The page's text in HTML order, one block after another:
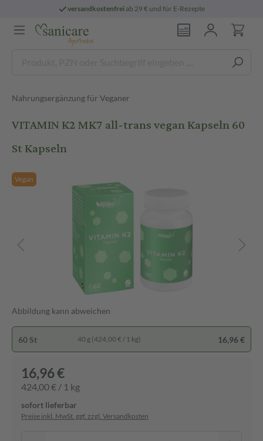
versandkostenfreiab 29 € und für E-Rezepte
Nahrungsergänzung für Veganer
VITAMIN K2 MK7 all-trans vegan Kapseln 60
St Kapseln
Vegan
Abbildung kann abweichen
60 St 40 g (424,00 € / 1 kg) 16,96 €
16,96 €
424,00 € / 1 kg
sofort lieferbar
Preise inkl. MwSt. ggf. zzgl. Versandkosten